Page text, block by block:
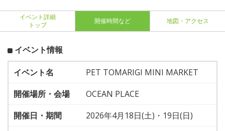
イベント詳細
トップ
開催時間など 地図・アクセス
イベント情報
イベント名
PET TOMARIGI MINI MARKET
開催場所・会場
OCEAN PLACE
開催日・期間
2026年4月18日(土)・19日(日)